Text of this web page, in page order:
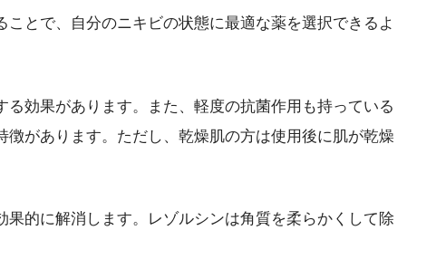
とで、自分のニキビの状態に最適な薬を選択できるよ
効果があります。また、軽度の抗菌作用も持っている
徴があります。ただし、乾燥肌の方は使用後に肌が乾燥
的に解消します。レゾルシンは角質を柔らかくして除